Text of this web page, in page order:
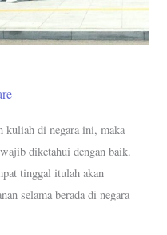
kuliah di negara ini, maka
diketahui dengan baik.
tinggal itulah akan
selama berada di negara